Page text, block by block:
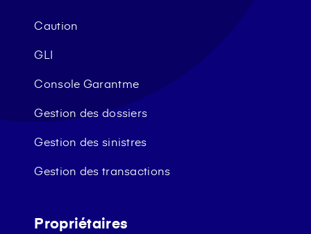
Caution
GLI
Console Garantme
Gestion des dossiers
Gestion des sinistres
Gestion des transactions
Propriétaires